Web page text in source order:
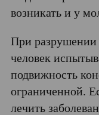
возникать и у
При разрушении
человек
подвижность
ограниченной.
лечить